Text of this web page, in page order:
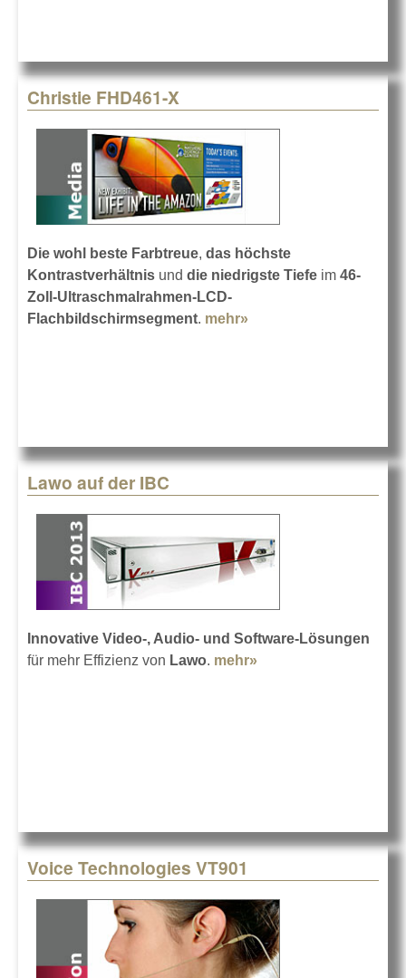
Christie FHD461-X
Die wohl beste Farbtreue, das höchste
Kontrastverhältnis und die niedrigste Tiefe im 46-
Zoll-Ultraschmalrahmen-LCD-
Flachbildschirmsegment. mehr»
Lawo auf der IBC
Innovative Video-, Audio- und Software-Lösungen
für mehr Effizienz von Lawo. mehr»
Voice Technologies VT901